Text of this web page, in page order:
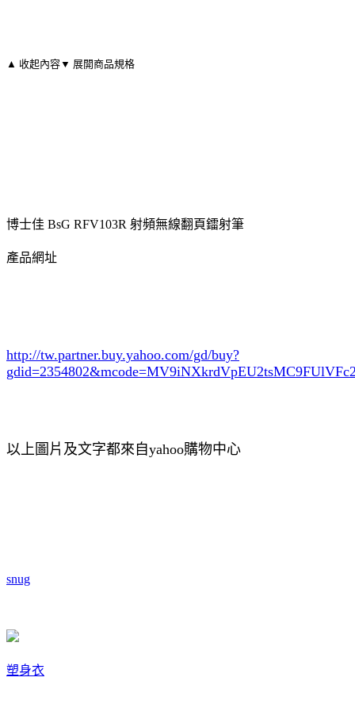
▲ 收起內容▼ 展開商品規格
博士佳 BsG RFV103R 射頻無線翻頁鐳射筆
產品網址
http://tw.partner.buy.yahoo.com/gd/buy?
gdid=2354802
以上圖片及文字都來自yahoo購物中心
snug
塑身衣